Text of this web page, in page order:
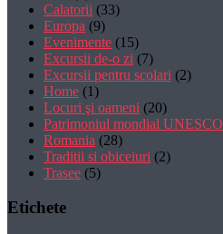
Calatorii (33)
Europa (9)
Evenimente (15)
Excursii de-o zi (7)
Excursii pentru scolari (2)
Home (1)
Locuri şi oameni (20)
Patrimoniul mondial UNESCO
Romania (28)
Traditii si obiceiuri (2)
Trasee (5)
Etichete